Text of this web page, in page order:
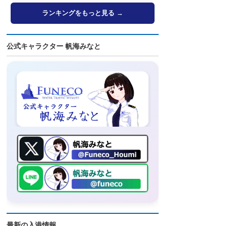
ランキングをもっと見る →
公式キャラクター 帆海みなと